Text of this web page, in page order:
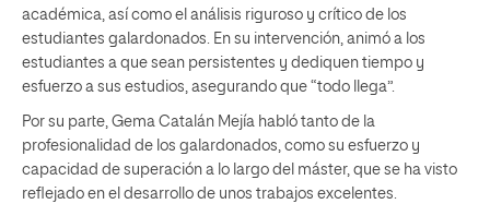
académica, así como el análisis riguroso y crítico de los
estudiantes galardonados. En su intervención, animó a los
estudiantes a que sean persistentes y dediquen tiempo y
esfuerzo a sus estudios, asegurando que “todo llega”.
Por su parte, Gema Catalán Mejía habló tanto de la
profesionalidad de los galardonados, como su esfuerzo y
capacidad de superación a lo largo del máster, que se ha visto
reflejado en el desarrollo de unos trabajos excelentes.